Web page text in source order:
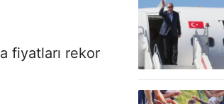
fiyatları rekor